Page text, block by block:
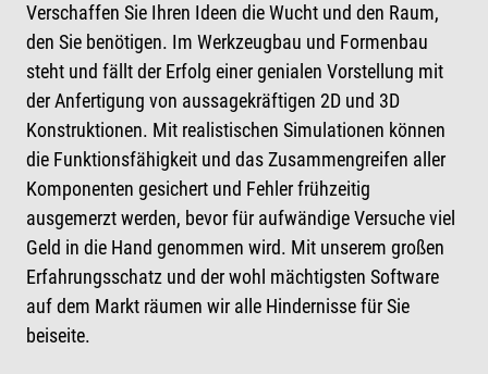
Verschaffen Sie Ihren Ideen die Wucht und den Raum,
den Sie benötigen. Im Werkzeugbau und Formenbau
steht und fällt der Erfolg einer genialen Vorstellung mit
derAnfertigung von aussagekräftigen 2D und 3D
Konstruktionen. Mit realistischen Simulationen können
die Funktionsfähigkeit und das Zusammengreifen aller
Komponenten gesichert und Fehler frühzeitig
ausgemerzt werden, bevor für aufwändige Versuche viel
Geld in die Hand genommen wird. Mit unserem großen
Erfahrungsschatz und der wohl mächtigsten Software
auf dem Markt räumen wir alle Hindernisse für Sie
beiseite.